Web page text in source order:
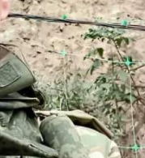
не просто
помощи.
Петербург,
26 регионов.
учреждениям,
Какое-то время он
одним из
этой полезнейшей
десантном